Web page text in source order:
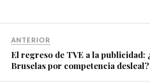
ANTERIOR
El regreso de TVE a la publicidad:
Bruselas por competencia desleal?